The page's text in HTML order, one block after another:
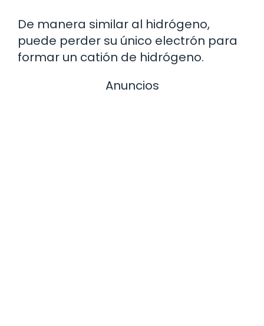
De manera similar al hidrógeno,
puede perder su único electrón para
formar un catión de hidrógeno.
Anuncios